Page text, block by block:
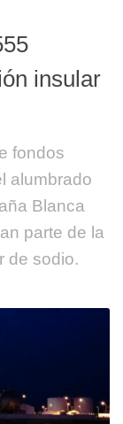
insular
fondos
alumbrado
Blanca
parte de la
de sodio.